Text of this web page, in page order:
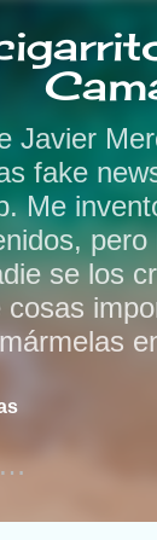
contenido
Javier
fake
Me
pero
se los
cosas